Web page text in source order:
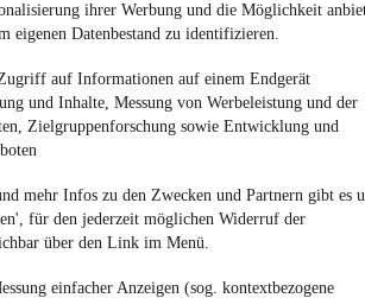
ihrer Werbung und die Möglichkeit
eigenen Datenbestand zu identifizieren.
auf Informationen auf einem Endgerät
und Inhalte, Messung von Werbeleistung und der
Zielgruppenforschung sowie Entwicklung und
mehr Infos zu den Zwecken und Partnern gibt es
für den jederzeit möglichen Widerruf der
über den Link im Menü.
einfacher Anzeigen (sog. kontextbezogene
1/2
1
2